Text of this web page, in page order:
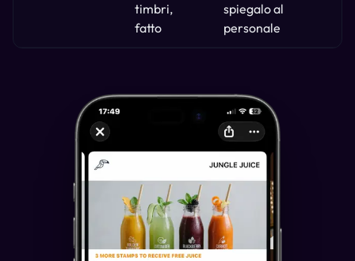
timbri,
fatto
spiegalo al
personale